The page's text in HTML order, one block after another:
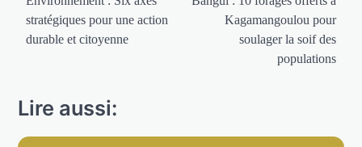
l’article
stratégiques pour une action
durable et citoyenne
Kagamangoulou pour
soulager la soif des
populations
Lire aussi: